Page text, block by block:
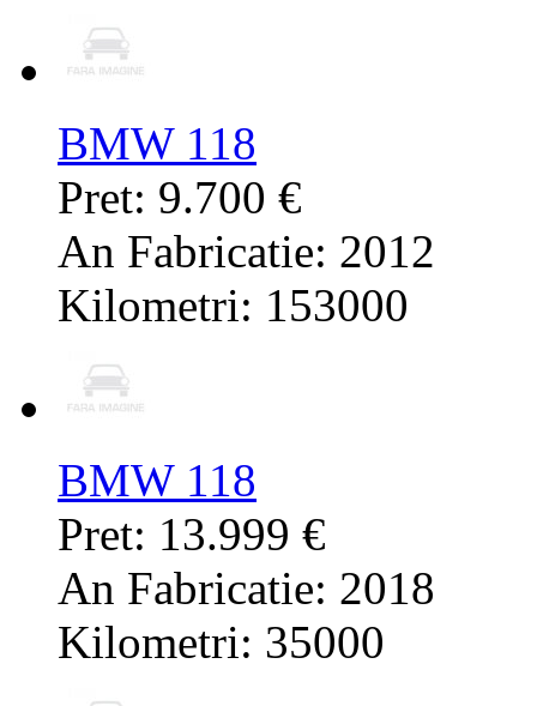
BMW 118
Pret: 9.700 €
An Fabricatie: 2012
Kilometri: 153000
BMW 118
Pret: 13.999 €
An Fabricatie: 2018
Kilometri: 35000